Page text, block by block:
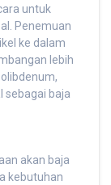
untuk
Penemuan
ke dalam
lebih
sebagai baja
akan baja
kebutuhan